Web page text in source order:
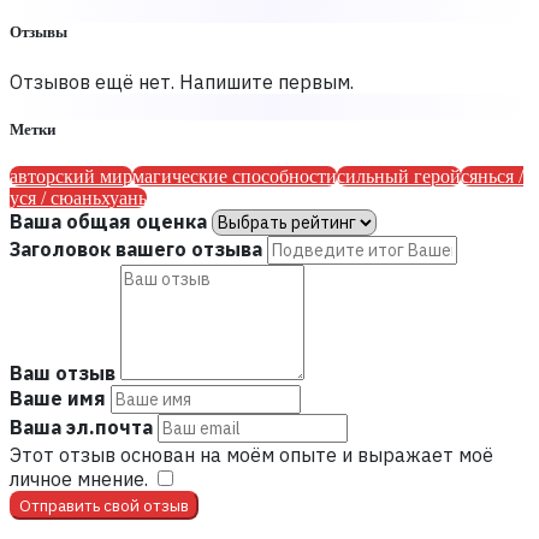
Отзывы
Отзывов ещё нет. Напишите первым.
Метки
авторский мирмагические способностисильный геройсянься /
уся / сюаньхуань
Ваша общая оценка
Заголовок вашего отзыва
Ваш отзыв
Ваше имя
Ваша эл.почта
Этот отзыв основан на моём опыте и выражает моё
личное мнение.
Отправить свой отзыв